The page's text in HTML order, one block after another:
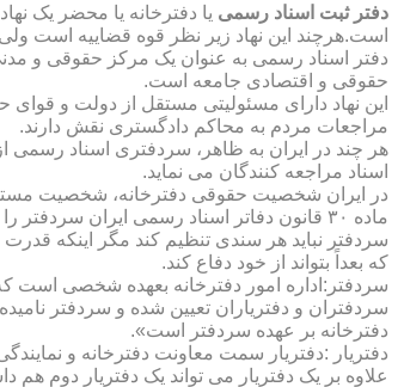
دفتر ثبت اسناد رسمی یا دفترخانه یا محضر یک
است.هرچند این نهاد زیر نظر قوه قضاییه است
دفتر اسناد رسمی به عنوان یک مرکز حقوقی و
حقوقی و اقتصادی جامعه است.
این نهاد دارای مسئولیتی مستقل از دولت و
مراجعات مردم به محاکم دادگستری نقش دارند.
هر چند در ایران به ظاهر، سردفتری اسناد رسمی
اسناد مراجعه کنندگان می نماید.
در ایران شخصیت حقوقی دفترخانه، شخصیت
ماده ۳۰ قانون دفاتر اسناد رسمی ایران
سردفتر نباید هر سندی تنظیم کند مگر اینکه
که بعداً بتواند از خود دفاع کند.
سردفتر:اداره امور دفترخانه بعهده شخصی است
دفترخانه بر عهده سردفتر است».
علاوه بر یک دفتریار می تواند یک دفتریار دوم هم